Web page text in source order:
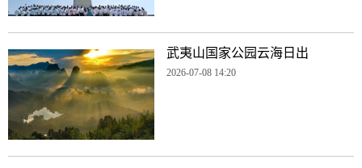
武夷山国家公园云海日出
2026-07-08 14:20